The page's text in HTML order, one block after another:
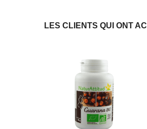
LES CLIENTS QUI ONT